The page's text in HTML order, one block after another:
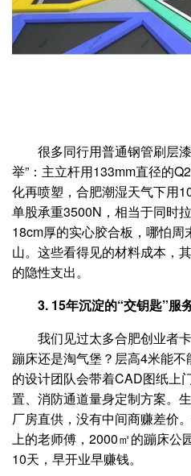
很多同行用普通钢管刷层
举”：主立杆用133mm直径的
化再喷塑，合肥潮湿天气下用
单股承重3500N，相当于同时
18cm厚的实心胶合板，哪怕
山。这些看得见的材料成本，
的隐性支出。
3. 15年沉淀的“交钥匙”服
我们见过太多合肥创业者
蹦床还是淘气堡？层高4米能
的设计团队会带着CAD图纸上
置、消防通道量身定制方案。
厂房直供，没有中间商赚差价
上的老师傅，2000㎡的蹦床公
10天，早开业早赚钱。